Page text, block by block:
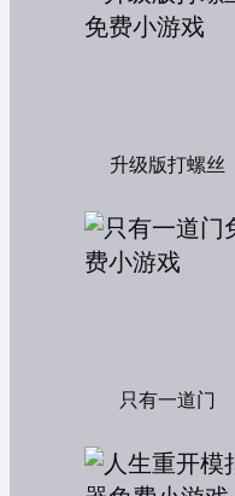
升级版打螺丝
只有一道门